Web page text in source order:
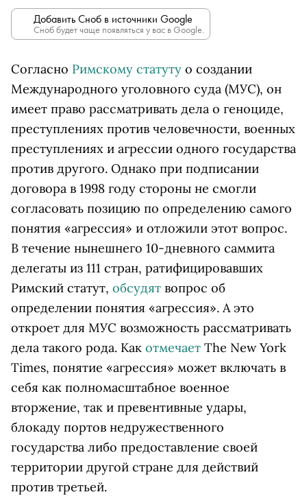
Добавить Сноб в источники Google
Сноб будет чаще появляться у вас в Google.
Согласно Римскому статуту о создании
Международного уголовного суда (МУС), он
имеет право рассматривать дела о геноциде,
преступлениях против человечности, военных
преступлениях и агрессии одного государства
против другого. Однако при подписании
договора в 1998 году стороны не смогли
согласовать позицию по определению самого
понятия «агрессия» и отложили этот вопрос.
В течение нынешнего 10-дневного саммита
делегаты из 111 стран, ратифицировавших
Римский статут, обсудят вопрос об
определении понятия «агрессия». А это
откроет для МУС возможность рассматривать
дела такого рода. Как отмечает The New York
Times, понятие «агрессия» может включать в
себя как полномасштабное военное
вторжение, так и превентивные удары,
блокаду портов недружественного
государства либо предоставление своей
территории другой стране для действий
против третьей.